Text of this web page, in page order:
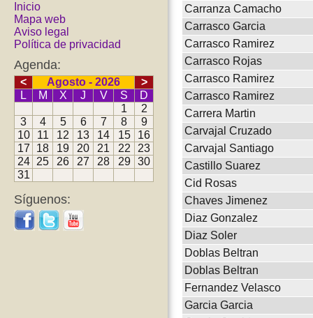
Inicio
Mapa web
Aviso legal
Política de privacidad
Agenda:
< Agosto - 2026
>
L
M X J V S
D
1
2
3
4 5 6 7 8
9
10
11 12 13 14 15
16
17
18 19 20 21 22
23
24
25 26 27 28 29
30
31
Síguenos:
Carranza Camacho
Carrasco Garcia
Carrasco Ramirez
Carrasco Rojas
Carrasco Ramirez
Carrasco Ramirez
Carrera Martin
Carvajal Cruzado
Carvajal Santiago
Castillo Suarez
Cid Rosas
Chaves Jimenez
Diaz Gonzalez
Diaz Soler
Doblas Beltran
Doblas Beltran
Fernandez Velasco
Garcia Garcia